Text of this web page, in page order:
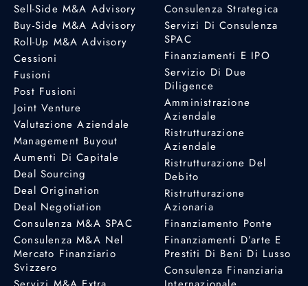
Sell-Side M&A Advisory
Buy-Side M&A Advisory
Roll-Up M&A Advisory
Cessioni
Fusioni
Post Fusioni
Joint Venture
Valutazione Aziendale
Management Buyout
Aumenti Di Capitale
Deal Sourcing
Deal Origination
Deal Negotiation
Consulenza M&A SPAC
Consulenza M&A Nel
Mercato Finanziario
Svizzero
Consulenza Strategica
Servizi Di Consulenza
SPAC
Finanziamenti E IPO
Servizio Di Due
Diligence
Amministrazione
Aziendale
Ristrutturazione
Aziendale
Ristrutturazione Del
Debito
Ristrutturazione
Azionaria
Finanziamento Ponte
Finanziamenti D’arte E
Prestiti Di Beni Di Lusso
Consulenza Finanziaria